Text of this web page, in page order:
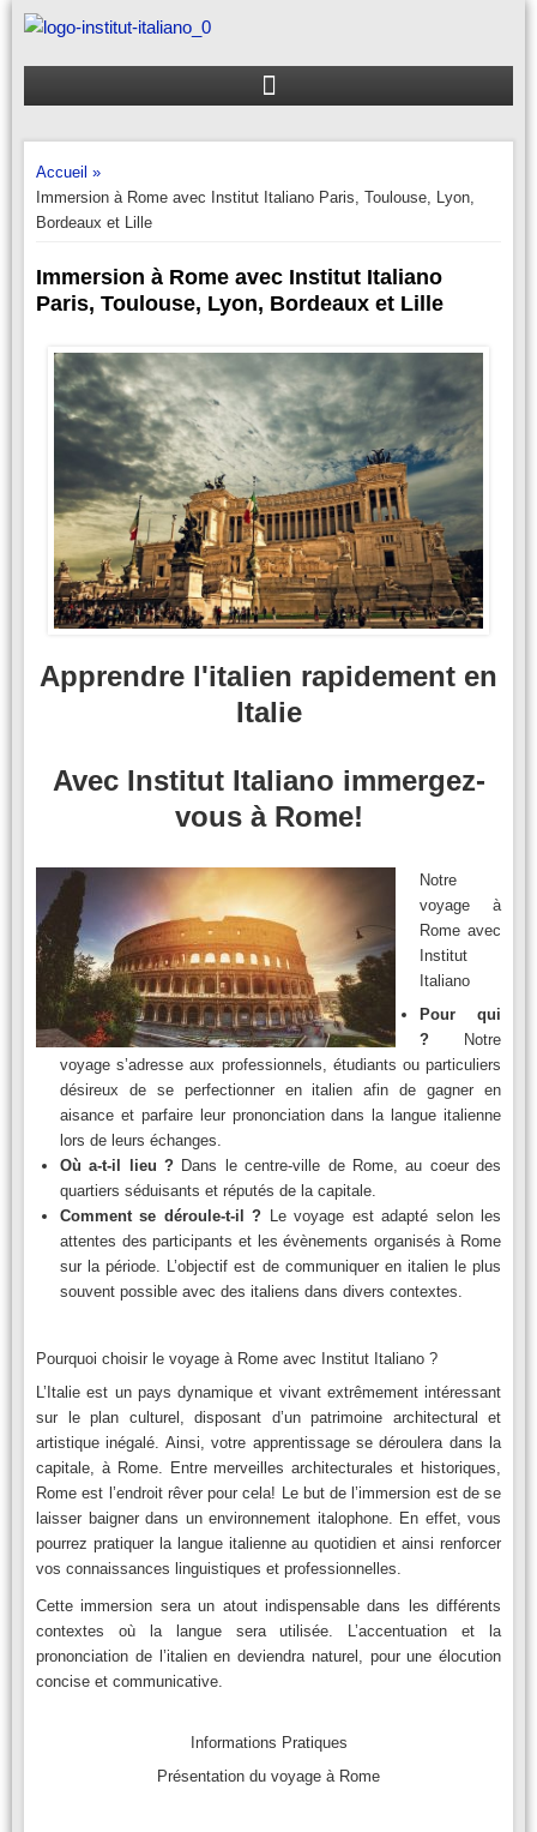
Aller
contenu
Accueil »
Immersion à Rome avec Institut Italiano Paris, Toulouse, Lyon,
Bordeaux et Lille
Immersion à Rome avec Institut Italiano
Paris, Toulouse, Lyon, Bordeaux et Lille
Apprendre l'italien rapidement en
Italie
Avec Institut Italiano immergez-
vous à Rome!
Notre
voyage à
Rome avec
Institut
Italiano
Pour qui
?
Notre
voyage s’adresse aux professionnels, étudiants ou particuliers
désireux de se perfectionner en italien afin de gagner en
aisance et parfaire leur prononciation dans la langue italienne
lors de leurs échanges.
Où a-t-il lieu ? Dans le centre-ville de Rome, au coeur des
quartiers séduisants et réputés de la capitale.
Comment se déroule-t-il ? Le voyage est adapté selon les
attentes des participants et les évènements organisés à Rome
sur la période. L’objectif est de communiquer en italien le plus
souvent possible avec des italiens dans divers contextes.
Pourquoi choisir le voyage à Rome avec Institut Italiano ?
L’Italie est un pays dynamique et vivant extrêmement intéressant
sur le plan culturel, disposant d’un patrimoine architectural et
artistique inégalé. Ainsi, votre apprentissage se déroulera dans la
capitale, à Rome. Entre merveilles architecturales et historiques,
Rome est l’endroit rêver pour cela! Le but de l’immersion est de se
laisser baigner dans un environnement italophone. En effet, vous
pourrez pratiquer la langue italienne au quotidien et ainsi renforcer
vos connaissances linguistiques et professionnelles.
Cette immersion sera un atout indispensable dans les différents
contextes où la langue sera utilisée. L’accentuation et la
prononciation de l’italien en deviendra naturel, pour une élocution
concise et communicative.
Informations Pratiques
Présentation du voyage à Rome